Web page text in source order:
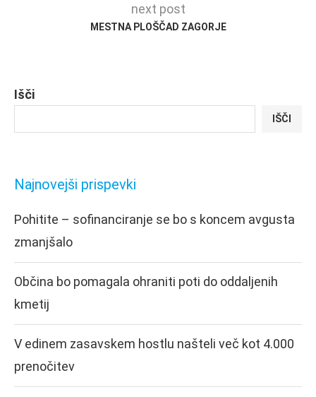
next post
MESTNA PLOŠČAD ZAGORJE
Išči
IŠČI
Najnovejši prispevki
Pohitite – sofinanciranje se bo s koncem avgusta
zmanjšalo
Občina bo pomagala ohraniti poti do oddaljenih
kmetij
V edinem zasavskem hostlu našteli več kot 4.000
prenočitev